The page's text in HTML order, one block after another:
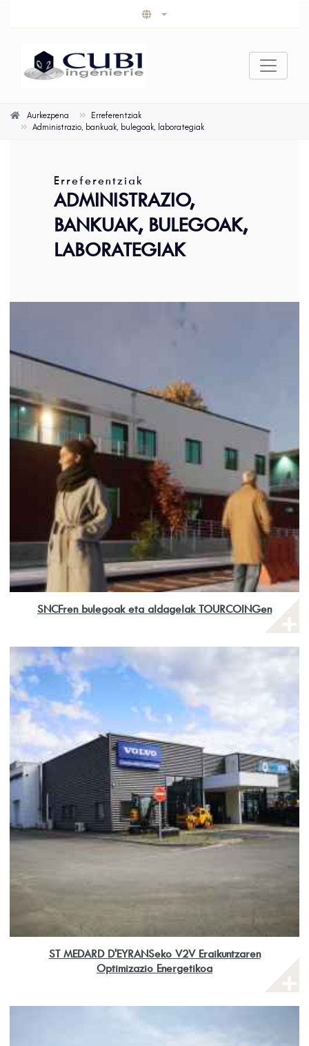
Aurkezpena
Erreferentziak
Administrazio, bankuak, bulegoak, laborategiak
ADMINISTRAZIO,
BANKUAK, BULEGOAK,
LABORATEGIAK
Erreferentziak
SNCFren bulegoak eta aldagelak TOURCOINGen
ST MEDARD D'EYRANSeko V2V Eraikuntzaren
Optimizazio Energetikoa